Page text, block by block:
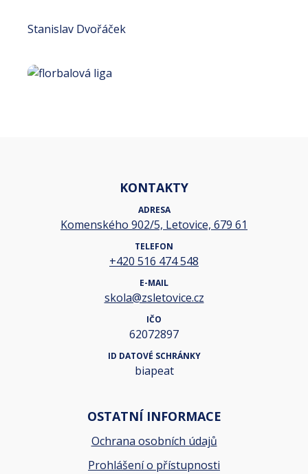
Stanislav Dvořáček
KONTAKTY
ADRESA
Komenského 902/5, Letovice, 679 61
TELEFON
+420 516 474 548
E-MAIL
skola@zsletovice.cz
IČO
62072897
ID DATOVÉ SCHRÁNKY
biapeat
OSTATNÍ INFORMACE
Ochrana osobních údajů
Prohlášení o přístupnosti